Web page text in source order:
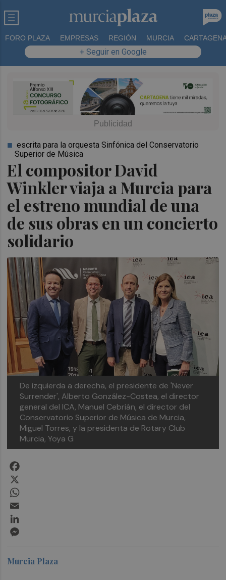
FORO PLAZA EMPRESAS REGIÓN MURCIA
+ Seguir en Google
El compositor David
Winkler viaja a Murcia para
el estreno mundial de una
de sus obras en un concierto
solidario
escrita para la orquesta Sinfónica del Conservatorio
Superior de Música
De izquierda a derecha, el presidente de 'Never
Surrender', Alberto González-Costea, el director
general del ICA, Manuel Cebrián, el director del
Conservatorio Superior de Música de Murcia,
Miguel Torres, y la presidenta de Rotary Club
Murcia, Yoya G
Murcia Plaza